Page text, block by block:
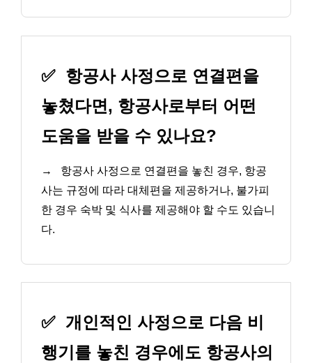
✅ 항공사 사정으로 연결편을
놓쳤다면, 항공사로부터 어떤
도움을 받을 수 있나요?
→
항공사 사정으로 연결편을 놓친 경우, 항공
사는 규정에 따라 대체편을 제공하거나, 불가피
한 경우 숙박 및 식사를 제공해야 할 수도 있습니
다.
✅ 개인적인 사정으로 다음 비
행기를 놓친 경우에도 항공사의